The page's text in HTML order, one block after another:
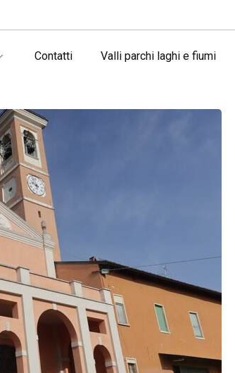
Contatti Valli parchi laghi e fiumi